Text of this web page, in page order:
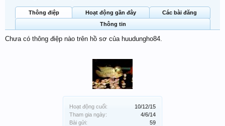
Hoạt động cuối:
10/12/15
Tham gia ngày:
4/6/14
Bài gửi:
59
Thông điệp Hoạt động gần đây
Các bài đăng
Thông tin
Chưa có thông điệp nào trên hồ sơ của huudungho84.